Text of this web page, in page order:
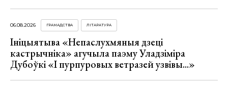
06.08.2026 ГРАМАДСТВА ЛІТАРАТУРА
Ініцыятыва «Непаслухмяныя дзеці
кастрычніка» агучыла паэму Уладзіміра
Дубоўкі «І пурпуровых ветразей узвівы...»